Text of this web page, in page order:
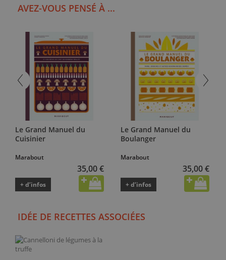
AVEZ-VOUS PENSÉ À ...
Le Grand Manuel du
Cuisinier
Marabout
35,00 €
+ d’infos
Le Grand Manuel du
Boulanger
Marabout
35,00 €
+ d’infos
IDÉE DE RECETTES ASSOCIÉES